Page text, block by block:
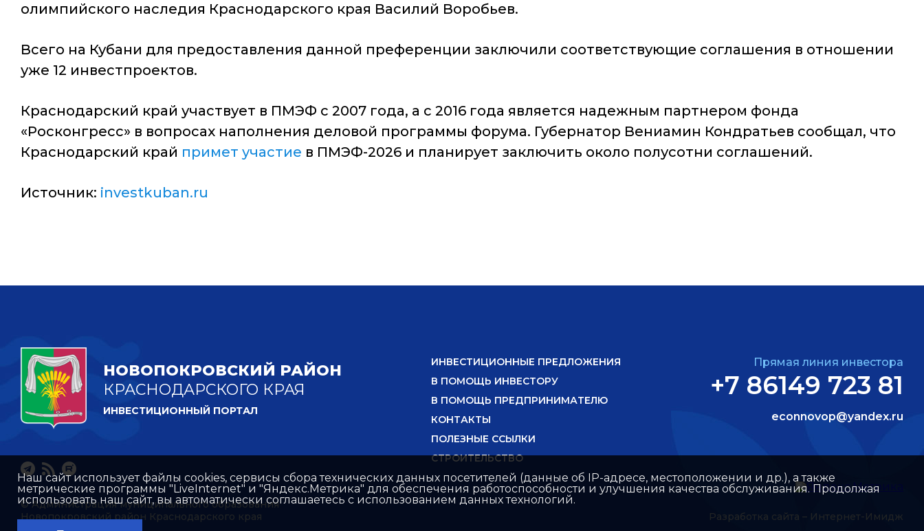
олимпийского наследия Краснодарского края Василий Воробьев.
Всего на Кубани для предоставления данной преференции заключили соответствующие соглашения в отношении
уже 12 инвестпроектов.
Краснодарский край участвует в ПМЭФ с 2007 года, а с 2016 года является надежным партнером фонда
«Росконгресс» в вопросах наполнения деловой программы форума. Губернатор Вениамин Кондратьев сообщал, что
Краснодарский край примет участие в ПМЭФ-2026 и планирует заключить около полусотни соглашений.
Источник: investkuban.ru
НОВОПОКРОВСКИЙ РАЙОН
КРАСНОДАРСКОГО КРАЯ
ИНВЕСТИЦИОННЫЙ ПОРТАЛ
ИНВЕСТИЦИОННЫЕ ПРЕДЛОЖЕНИЯ
В ПОМОЩЬ ИНВЕСТОРУ
В ПОМОЩЬ ПРЕДПРИНИМАТЕЛЮ
КОНТАКТЫ
ПОЛЕЗНЫЕ ССЫЛКИ
СТРОИТЕЛЬСТВО
Прямая линия инвестора
+7 86149 723 81
econnovop@yandex.ru
© Администрация муниципального образования
Новопокровский район Краснодарского края
Разработка сайта – Интернет-Имидж
Наш сайт использует файлы cookies, сервисы сбора технических данных посетителей (данные об IP-адресе, местоположении и др.), а также
метрические программы "LiveInternet" и "Яндекс.Метрика" для обеспечения работоспособности и улучшения качества обслуживания. Продолжая
использовать наш сайт, вы автоматически соглашаетесь с использованием данных технологий.